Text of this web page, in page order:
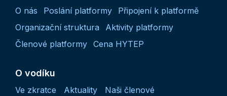
O nás Poslání platformy
Připojení k platformě
Organizační struktura
Aktivity platformy
Členové platformy Cena HYTEP
O vodíku
Ve zkratce Aktuality
Naši členové